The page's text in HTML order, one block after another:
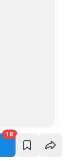
18